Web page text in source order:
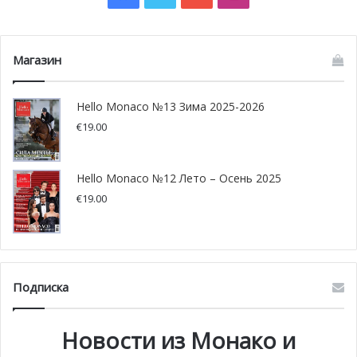
совершает арест.
Магазин
Hello Monaco №13 Зима 2025-2026
€19.00
Hello Monaco №12 Лето – Осень 2025
€19.00
Подписка
Новости из Монако и